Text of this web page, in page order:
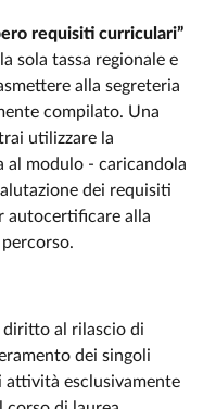
requisiti curriculari”
sola tassa regionale e
alla segreteria
compilato. Una
utilizzare la
al modulo - caricandola
dei requisiti
autocertificare alla
al rilascio di
dei singoli
attività esclusivamente